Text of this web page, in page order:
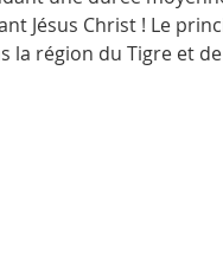
Jésus Christ ! Le
la région du Tigre et